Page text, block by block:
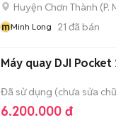
Huyện Chơn Thành (P.
mMinh Long 21 đã bán
Máy quay DJI Pocket
Đã sử dụng (chưa sửa
6.200.000 đ